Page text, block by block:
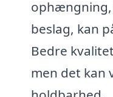
ophængning,
beslag, kan
Bedre
men det kan